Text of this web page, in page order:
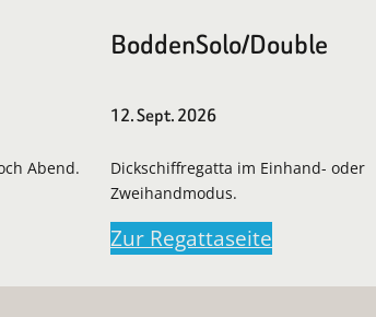
Abend.
BoddenSolo/Double
12. Sept. 2026
Dickschiffregatta im Einhand- oder
Zweihandmodus.
Zur Regattaseite